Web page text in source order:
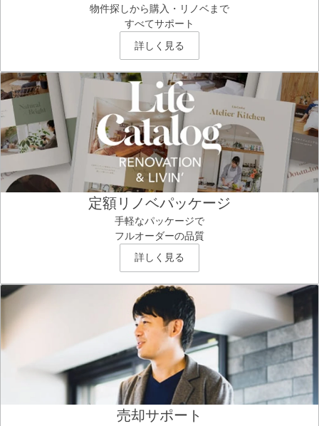
物件探しから購入・リノベまで
すべてサポート
詳しく見る
定額リノベパッケージ
手軽なパッケージで
フルオーダーの品質
詳しく見る
売却サポート